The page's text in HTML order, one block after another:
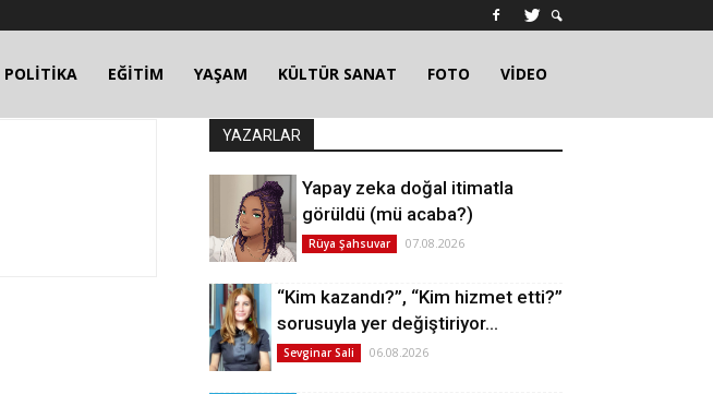
POLİTİKA EĞİTİM YAŞAM KÜLTÜR SANAT FOTO VİDEO
YAZARLAR
Yapay zeka doğal itimatla
görüldü (mü acaba?)
Rüya Şahsuvar 07.08.2026
“Kim kazandı?”, “Kim hizmet etti?”
sorusuyla yer değiştiriyor…
Sevginar Sali 06.08.2026